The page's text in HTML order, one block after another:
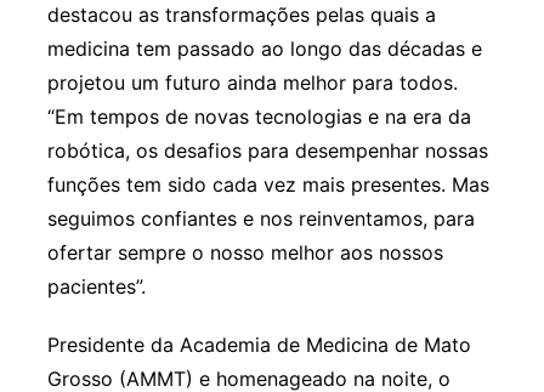
destacou as transformações pelas quais a
medicina tem passado ao longo das décadas e
projetou um futuro ainda melhor para todos.
“Em tempos de novas tecnologias e na era da
robótica, os desafios para desempenhar nossas
funções tem sido cada vez mais presentes. Mas
seguimos confiantes e nos reinventamos, para
ofertar sempre o nosso melhor aos nossos
pacientes”.
Presidente da Academia de Medicina de Mato
Grosso (AMMT) e homenageado na noite, o